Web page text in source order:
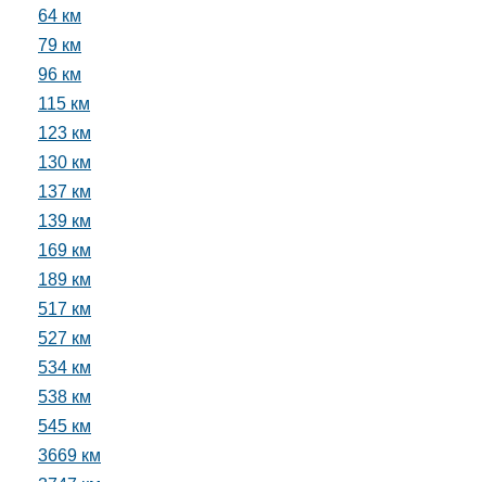
64 км
79 км
96 км
115 км
123 км
130 км
137 км
139 км
169 км
189 км
517 км
527 км
534 км
538 км
545 км
3669 км